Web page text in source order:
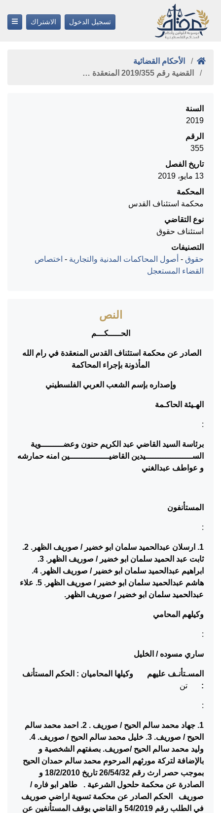
تسجيل الدخول الاشتراك
الأحكام القضائية
القضية رقم ‎355‏/‎2019‏ المنعقدة …
السنة
2019
الرقم
355
تاريخ الفصل
13 مايو، 2019
المحكمة
محكمة استئناف القدس
نوع التقاضي
استئناف حقوق
التصنيفات
حقوق - أصول المحاكمات المدنية والتجارية - اختصاص
القضاء المستعجل
النص
الحـــــكـــم
الصادر عن محكمة استئناف القدس المنعقدة في رام الله
المأذونة بإجراء المحاكمة
وإصداره بإسم الشعب العربي الفلسطيني
الهـيئة الحاكـمة
:
برئاسة السيد القاضي عبد الكريم حنون وعضـــــــــوية
الســـــــــــــــــــيدين القاضيــــــــــــــــين امنه حمارشه
و عواطف عبدالغني
المستأنفون
:
1. ارسلان عبدالحميد سلمان ابو خضير / صوريف الظهر.
2.
ثابت عبد الحميد سلمان ابو خضير / صوريف الظهر. 3.
ابراهيم عبدالحميد سلمان ابو خضير / صوريف الظهر. 4.
هاشم عبدالحميد سلمان ابو خضير / صوريف الظهر. 5. علاء
عبدالحميد سلمان ابو خضير / صوريف الظهر .
وكيلهم المحامي
:
ساري مسوده / الخليل
المسـتأنـف عليهم وكيلها المحاميان : الحكم المستأنف
:
تن
:
1. جهاد محمد سالم الحيح / صوريف .
2. احمد محمد سالم
الحيح / صوريف. 3. خليل محمد سالم الحيح / صوريف. 4.
وليد محمد سالم الحيح /صوريف. بصفتهم الشخصية و
بالإضافة لتركة مورثهم المرحوم محمد سالم حمدان الحيح
بموجب حصر ارث رقم 26/54/32 تاريخ 18/2/2010 و
الصادرة عن محكمة حلحول الشرعية .
طاهر ابو فاره /
صوريف
الحكم الصادر عن محكمة تسوية اراضي صوريف
في الطلب رقم 54/2019 و القاضي بوقف المستأنفين عن